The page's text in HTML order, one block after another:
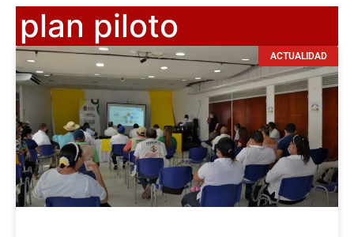
plan piloto
ACTUALIDAD